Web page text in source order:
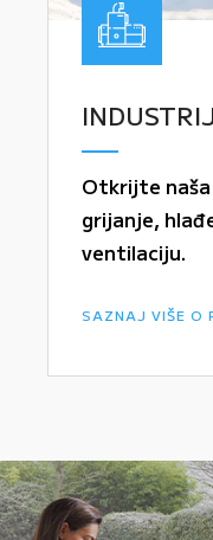
Otkrijte
grijanje,
ventilaciju.
SAZNAJ VIŠE O